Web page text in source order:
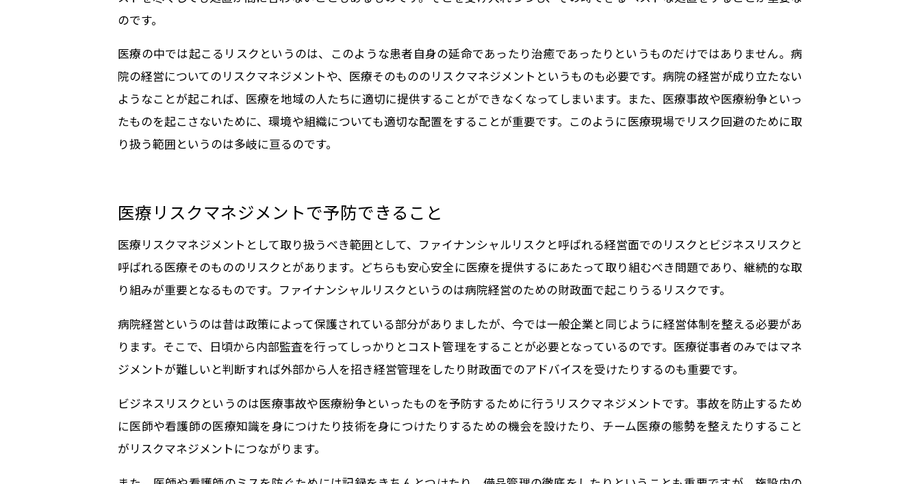
のです。
医療の中では起こるリスクというのは、このような患者自身の延命であったり治癒であったりというものだけではありません。病
院の経営についてのリスクマネジメントや、医療そのもののリスクマネジメントというものも必要です。病院の経営が成り立たない
ようなことが起これば、医療を地域の人たちに適切に提供することができなくなってしまいます。また、医療事故や医療紛争といっ
たものを起こさないために、環境や組織についても適切な配置をすることが重要です。このように医療現場でリスク回避のために取
り扱う範囲というのは多岐に亘るのです。
医療リスクマネジメントで予防できること
医療リスクマネジメントとして取り扱うべき範囲として、ファイナンシャルリスクと呼ばれる経営面でのリスクとビジネスリスクと
呼ばれる医療そのもののリスクとがあります。どちらも安心安全に医療を提供するにあたって取り組むべき問題であり、継続的な取
り組みが重要となるものです。ファイナンシャルリスクというのは病院経営のための財政面で起こりうるリスクです。
病院経営というのは昔は政策によって保護されている部分がありましたが、今では一般企業と同じように経営体制を整える必要があ
ります。そこで、日頃から内部監査を行ってしっかりとコスト管理をすることが必要となっているのです。医療従事者のみではマネ
ジメントが難しいと判断すれば外部から人を招き経営管理をしたり財政面でのアドバイスを受けたりするのも重要です。
ビジネスリスクというのは医療事故や医療紛争といったものを予防するために行うリスクマネジメントです。事故を防止するため
に医師や看護師の医療知識を身につけたり技術を身につけたりするための機会を設けたり、チーム医療の態勢を整えたりすること
がリスクマネジメントにつながります。